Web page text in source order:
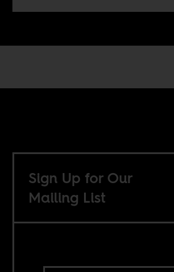
Sign Up for Our
Mailing List